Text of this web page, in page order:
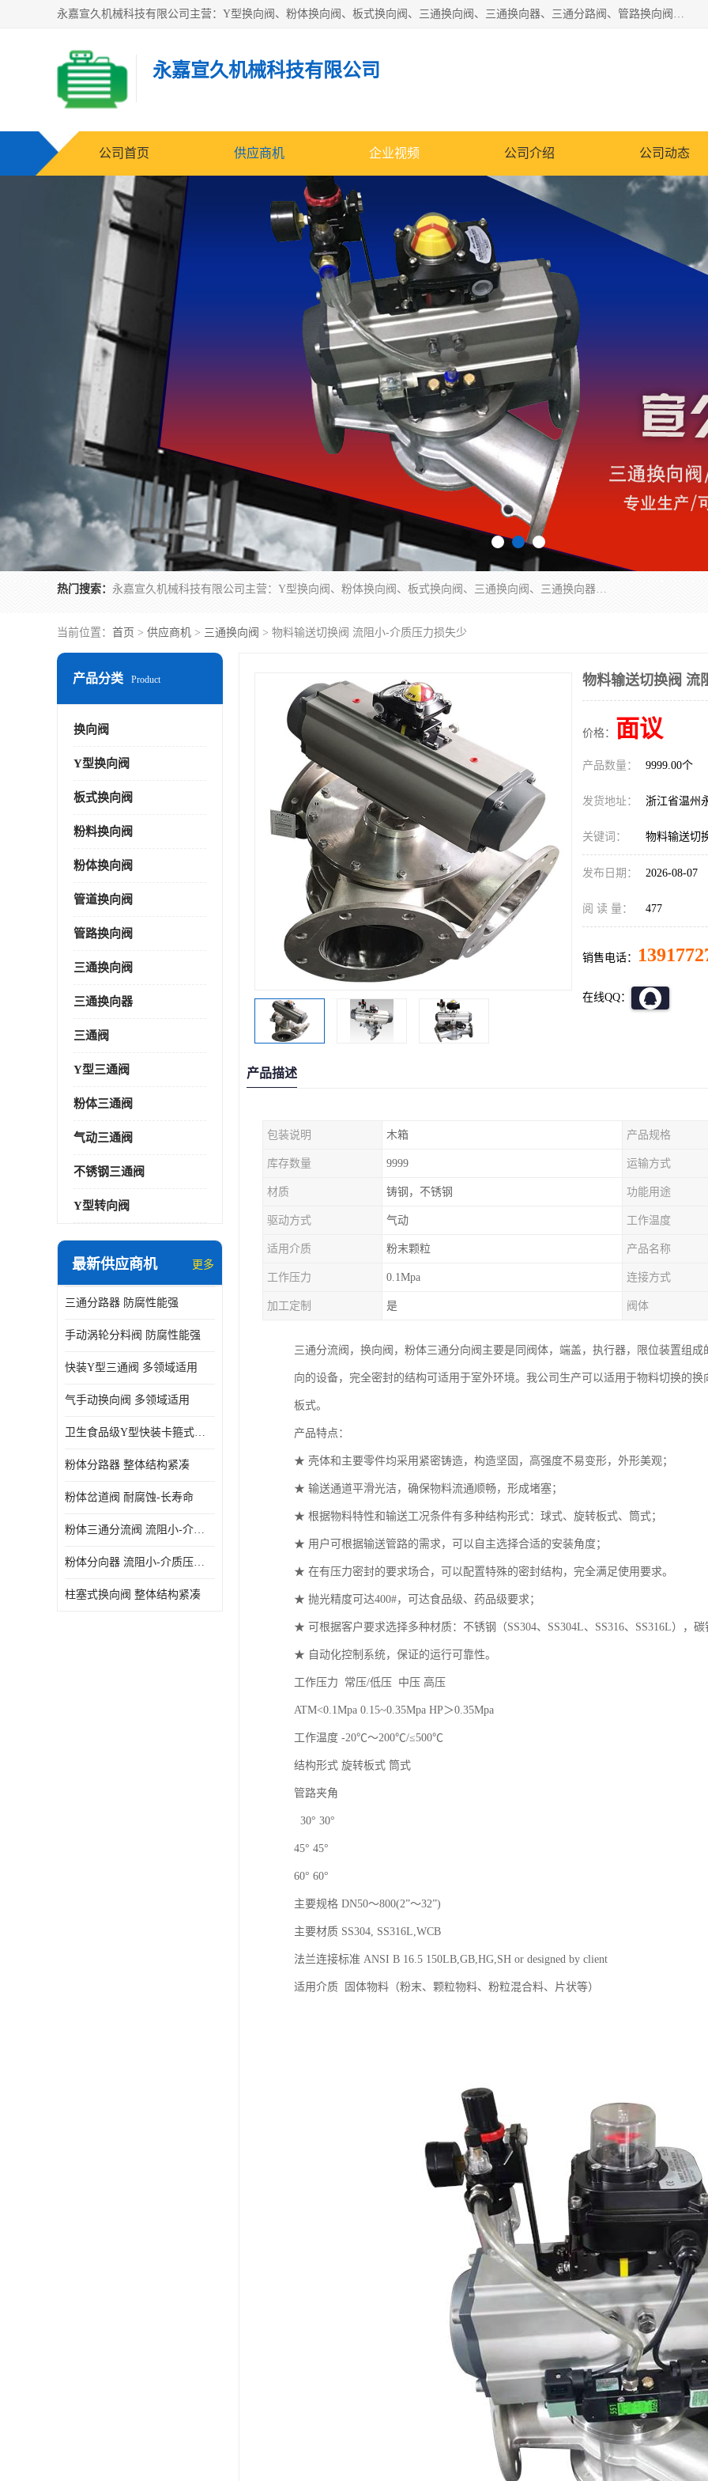
永嘉宣久机械科技有限公司主营：Y型换向阀、粉体换向阀、板式换向阀、三通换向阀、三通换向器、三通分路阀、管路换向阀等产品及服务。
永嘉宣久机械科技有限公司
公司首页 供应商机 企业视频 公司介绍 公司动态
热门搜索： 永嘉宣久机械科技有限公司主营：Y型换向阀、粉体换向阀、板式换向阀、三通换向阀、三通换向器、三通分路阀、管路换向阀等产品及服务。
当前位置： 首页 > 供应商机 > 三通换向阀 > 物料输送切换阀 流阻小-介质压力损失少
产品分类 Product
换向阀
Y型换向阀
板式换向阀
粉料换向阀
粉体换向阀
管道换向阀
管路换向阀
三通换向阀
三通换向器
三通阀
Y型三通阀
粉体三通阀
气动三通阀
不锈钢三通阀
Y型转向阀
最新供应商机 更多
三通分路器 防腐性能强
手动涡轮分料阀 防腐性能强
快装Y型三通阀 多领域适用
气手动换向阀 多领域适用
卫生食品级Y型快装卡箍式分路阀 结构坚固-不易变形
粉体分路器 整体结构紧凑
粉体岔道阀 耐腐蚀-长寿命
粉体三通分流阀 流阻小-介质压力损失少
粉体分向器 流阻小-介质压力损失少
柱塞式换向阀 整体结构紧凑
物料输送切换阀 流
价格： 面议
产品数量： 9999.00个
发货地址： 浙江省温州
关键词： 物料输送切
发布日期： 2026-08-07
阅 读 量： 477
销售电话：
在线QQ：
产品描述
包装说明 木箱 产品规格
库存数量 9999 运输方式
材质 铸钢，不锈钢 功能用途
驱动方式 气动 工作温度
适用介质 粉末颗粒 产品名称
工作压力 0.1Mpa 连接方式
加工定制 是 阀体
三通分流阀，换向阀，粉体三通分向阀主要是同阀体，端盖，执行器，限位装置组
向的设备，完全密封的结构可适用于室外环境。我公司生产可以适用于物料切换的
板式。
产品特点：
★ 壳体和主要零件均采用紧密铸造，构造坚固，高强度不易变形，外形美观；
★ 输送通道平滑光洁，确保物料流通顺畅，形成堵塞；
★ 根据物料特性和输送工况条件有多种结构形式：球式、旋转板式、筒式；
★ 用户可根据输送管路的需求，可以自主选择合适的安装角度；
★ 在有压力密封的要求场合，可以配置特殊的密封结构，完全满足使用要求。
★ 抛光精度可达400#，可达食品级、药品级要求；
★ 可根据客户要求选择多种材质：不锈钢（SS304、SS304L、SS316、SS316L），碳
★ 自动化控制系统，保证的运行可靠性。
工作压力 常压/低压 中压 高压
ATM<0.1Mpa 0.15~0.35Mpa HP＞0.35Mpa
工作温度 -20℃～200℃/≤500℃
结构形式 旋转板式 筒式
管路夹角
30° 30°
45° 45°
60° 60°
主要规格 DN50～800(2”～32”)
主要材质 SS304, SS316L,WCB
法兰连接标准 ANSI B 16.5 150LB,GB,HG,SH or designed by client
适用介质 固体物料（粉末、颗粒物料、粉粒混合料、片状等）